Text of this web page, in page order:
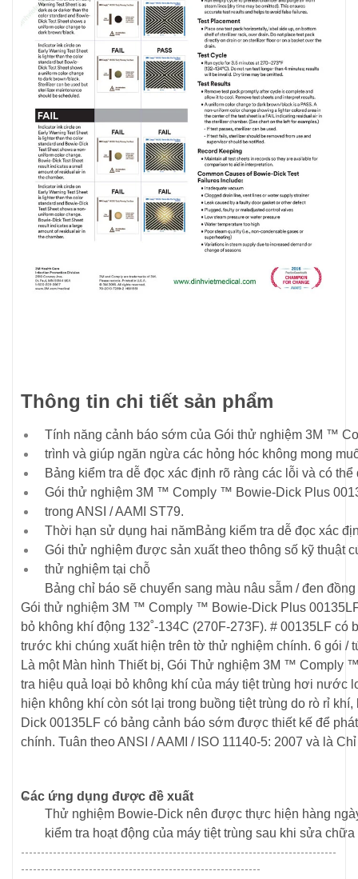
Thông tin chi tiết sản phẩm
Tính năng cảnh báo sớm của Gói thử nghiệm 3M ™
trình và giúp ngăn ngừa các hỏng hóc không mong
Bảng kiểm tra dễ đọc xác định rõ ràng các lỗi và có
Gói thử nghiệm 3M ™ Comply ™ Bowie-Dick Plus
trong ANSI / AAMI ST79.
Thời hạn sử dụng hai nămBảng kiểm tra dễ đọc xác
Gói thử nghiệm được sản xuất theo thông số kỹ thuật
thử nghiệm tại chỗ
Bảng chỉ báo sẽ chuyển sang màu nâu sẫm / đen
Gói thử nghiệm 3M ™ Comply ™ Bowie-Dick Plus
bỏ không khí động 132˚-134C (270F-273F). # 00135LF có
trước khi chúng xuất hiện trên tờ thử nghiệm chính. 6 gói /
Là một Màn hình Thiết bị, Gói Thử nghiệm 3M ™ Comply
tra hiệu quả loại bỏ không khí của máy tiệt trùng hơi nước
hiện không khí còn sót lại trong buồng tiệt trùng do rò rỉ
Dick 00135LF có bảng cảnh báo sớm được thiết kế để
chính. Tuân theo ANSI / AAMI / ISO 11140-5: 2007 và là
Các ứng dụng được đề xuất
Thử nghiệm Bowie-Dick nên được thực hiện hàng
kiểm tra hoạt động của máy tiệt trùng sau khi sửa
-------------------------------------------------------------------------------
------------------------------------------------------------